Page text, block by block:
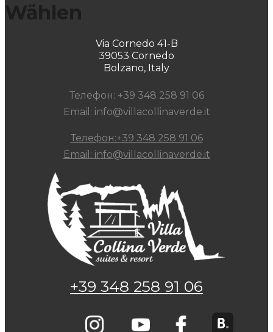
Wählen
Via Cornedo 41-B
39053 Cornedo
Bolzano, Italy
Телефон: +39 348 258 91 06
Email: info@villacollinaverde.it
Телефон:+39 348 258 91 06
Email: info@villacollinaverde.it
+39 348 258 91 06